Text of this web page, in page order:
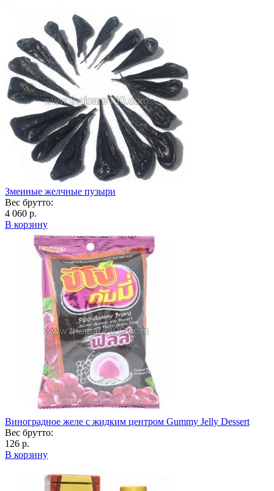
Змеиные желчные пузыри
Вес брутто:
4 060 р.
В корзину
Виноградное желе с жидким центром Gummy Jelly Dessert
Вес брутто:
126 р.
В корзину